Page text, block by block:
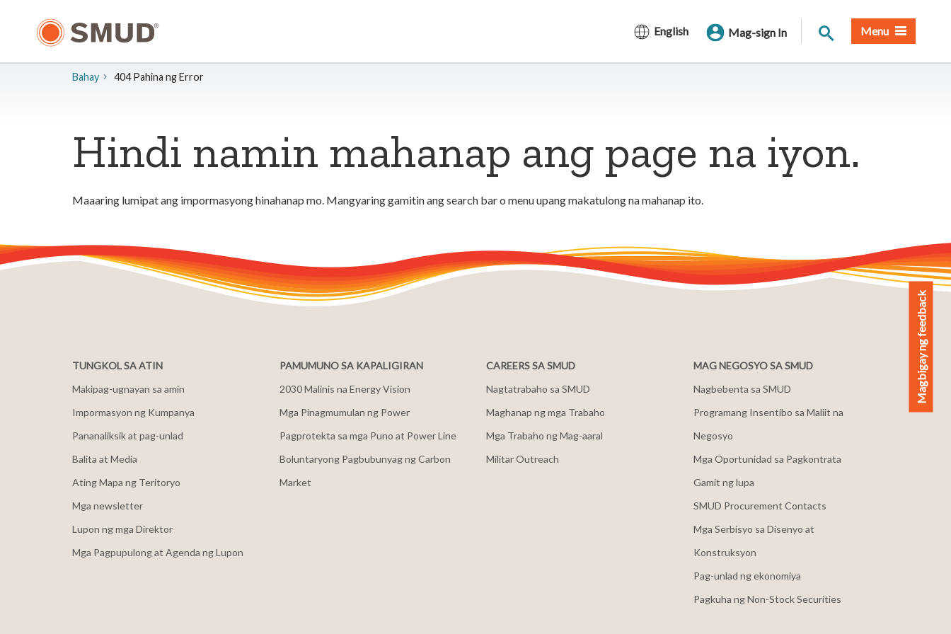
Pangunahing
English Mag-sign In Paghahanap sa Site
Menu
Bahay 404 Pahina ng Error
Hindi namin mahanap ang page na iyon.
Maaaring lumipat ang impormasyong hinahanap mo. Mangyaring gamitin ang search bar o menu upang makatulong na mahanap ito.
TUNGKOL SA ATIN
Makipag-ugnayan sa amin
Impormasyon ng Kumpanya
Pananaliksik at pag-unlad
Balita at Media
Ating Mapa ng Teritoryo
Mga newsletter
Lupon ng mga Direktor
Mga Pagpupulong at Agenda ng Lupon
PAMUMUNO SA KAPALIGIRAN
2030 Malinis na Energy Vision
Mga Pinagmumulan ng Power
Pagprotekta sa mga Puno at Power Line
Boluntaryong Pagbubunyag ng Carbon
Market
CAREERS SA SMUD
Nagtatrabaho sa SMUD
Maghanap ng mga Trabaho
Mga Trabaho ng Mag-aaral
Militar Outreach
MAG NEGOSYO SA SMUD
Nagbebenta sa SMUD
Programang Insentibo sa Maliit na
Negosyo
Mga Oportunidad sa Pagkontrata
Gamit ng lupa
SMUD Procurement Contacts
Mga Serbisyo sa Disenyo at
Konstruksyon
Pag-unlad ng ekonomiya
Pagkuha ng Non-Stock Securities
Magbigay ng feedback